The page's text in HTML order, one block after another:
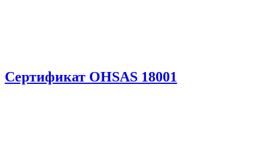
Сертификат OHSAS 18001